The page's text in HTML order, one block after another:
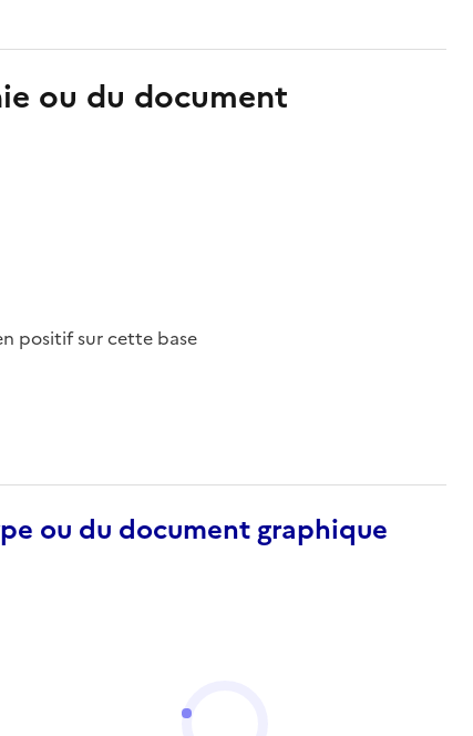
ou du document
positif sur cette base
ou du document graphique